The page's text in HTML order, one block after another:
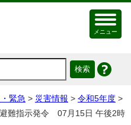
メニュー
緊急 > 災害情報 > 令和5年度 >
難指示発令 07月15日 午後2時